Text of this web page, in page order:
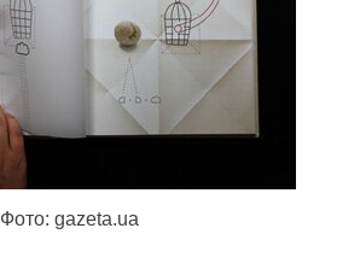
Фото: gazeta.ua